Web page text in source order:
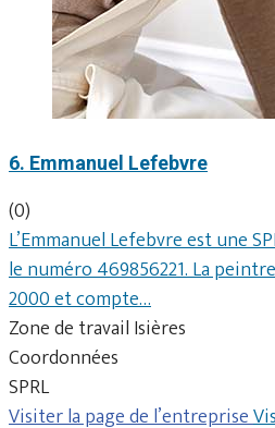
6. Emmanuel Lefebvre
(0)
L’Emmanuel Lefebvre est une
le numéro 469856221. La
2000 et compte…
Zone de travail Isières
Coordonnées
SPRL
Visiter la page de l’entreprise